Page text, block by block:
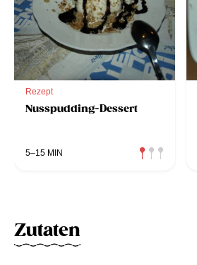
Rezept
Nusspudding-Dessert
5–15 MIN
Zutaten